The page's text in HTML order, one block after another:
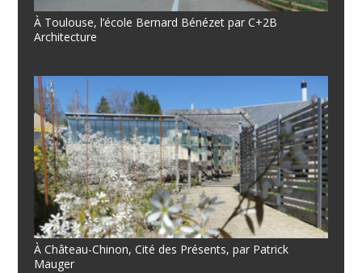
À Toulouse, l’école Bernard Bénézet par C+2B
Architecture
À Château-Chinon, Cité des Présents, par Patrick
Mauger